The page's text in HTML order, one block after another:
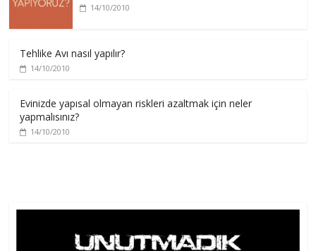
14/10/2010
Tehlike Avı nasıl yapılır?
14/10/2010
Evinizde yapısal olmayan riskleri azaltmak için neler
yapmalısınız?
14/10/2010